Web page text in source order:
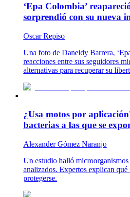
‘Epa Colombia’
sorprendió con su nueva
Oscar Repiso
Una foto de Daneidy Barrera,
reacciones entre sus seguidores
alternativas para recuperar su
¿Usa motos por
bacterias a las que se
Alexander Gómez Naranjo
Un estudio halló microorganismos
analizados. Expertos explican
protegerse.